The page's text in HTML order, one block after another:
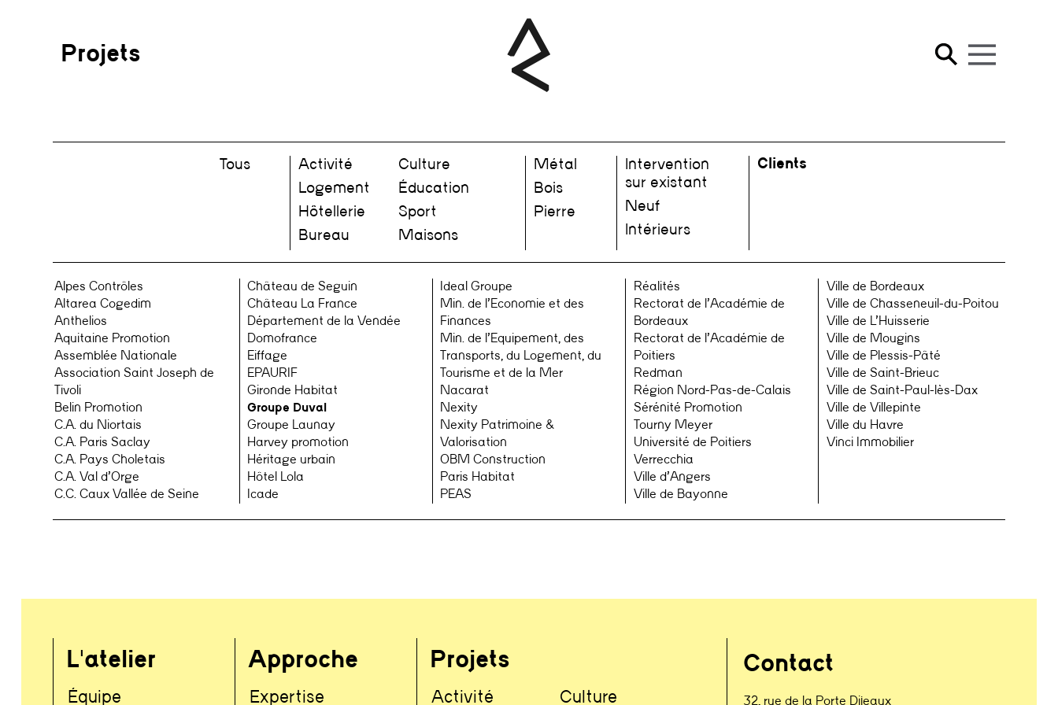
Projets
Tous
Activité
Logement
Hôtellerie
Bureau
Culture
Éducation
Sport
Maisons
Métal
Bois
Pierre
Intervention
sur existant
Neuf
Intérieurs
Clients
Alpes Contrôles
Altarea Cogedim
Anthelios
Aquitaine Promotion
Assemblée Nationale
Association Saint Joseph de
Tivoli
Belin Promotion
C.A. du Niortais
C.A. Paris Saclay
C.A. Pays Choletais
C.A. Val d’Orge
C.C. Caux Vallée de Seine
Château de Seguin
Château La France
Département de la Vendée
Domofrance
Eiffage
EPAURIF
Gironde Habitat
Groupe Duval
Groupe Launay
Harvey promotion
Héritage urbain
Hôtel Lola
Icade
Ideal Groupe
Min. de l’Economie et des
Finances
Min. de l’Equipement, des
Transports, du Logement, du
Tourisme et de la Mer
Nacarat
Nexity
Nexity Patrimoine &
Valorisation
OBM Construction
Paris Habitat
PEAS
Réalités
Rectorat de l’Académie de
Bordeaux
Rectorat de l’Académie de
Poitiers
Redman
Région Nord-Pas-de-Calais
Sérénité Promotion
Tourny Meyer
Université de Poitiers
Verrecchia
Ville d’Angers
Ville de Bayonne
Ville de Bordeaux
Ville de Chasseneuil-du-Poitou
Ville de L’Huisserie
Ville de Mougins
Ville de Plessis-Pâté
Ville de Saint-Brieuc
Ville de Saint-Paul-lès-Dax
Ville de Villepinte
Ville du Havre
Vinci Immobilier
L'atelier
Équipe
Approche
Expertise
Projets
Activité Culture
Contact
32, rue de la Porte Dijeaux